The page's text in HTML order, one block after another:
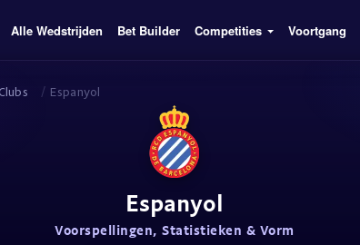
Alle Wedstrijden Bet Builder Competities Voortgang
/ Espanyol
Espanyol
Voorspellingen, Statistieken & Vorm